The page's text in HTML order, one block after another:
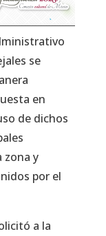
se
en
de dichos
zona y
por el
a la